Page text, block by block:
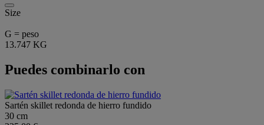
Size
G = peso
13.747 KG
Puedes combinarlo con
Sartén skillet redonda de hierro fundido
30 cm